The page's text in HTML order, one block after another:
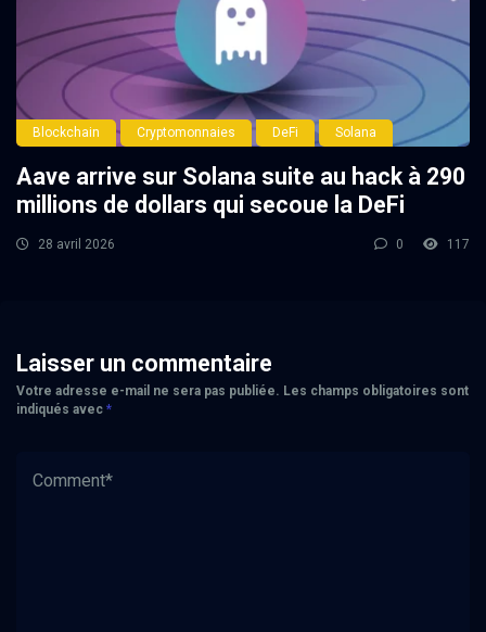
Blockchain Cryptomonnaies DeFi Solana
Aave arrive sur Solana suite au hack à 290
millions de dollars qui secoue la DeFi
28 avril 2026 0 117
Laisser un commentaire
Votre adresse e-mail ne sera pas publiée. Les champs obligatoires sont
indiqués avec *